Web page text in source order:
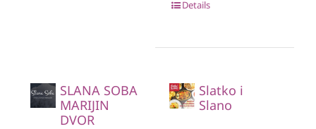
Details
SLANA SOBA
MARIJIN
DVOR
Slatko i
Slano